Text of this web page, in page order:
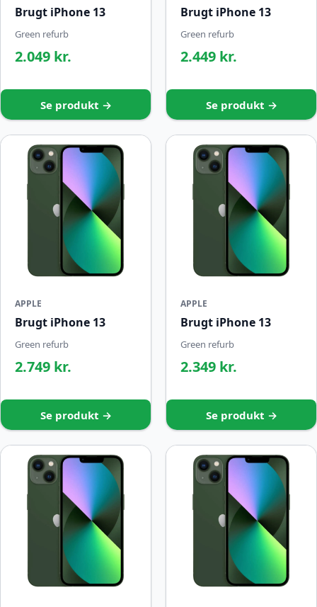
Brugt iPhone 13
Green refurb
2.049 kr.
Se produkt →
Brugt iPhone 13
Green refurb
2.449 kr.
Se produkt →
APPLE
Brugt iPhone 13
Green refurb
2.749 kr.
Se produkt →
APPLE
Brugt iPhone 13
Green refurb
2.349 kr.
Se produkt →